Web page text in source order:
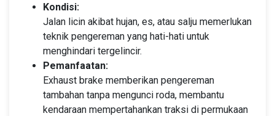
Kondisi:
Jalan licin akibat hujan, es, atau salju memerlukan
teknik pengereman yang hati-hati untuk
menghindari tergelincir.
Pemanfaatan:
Exhaust brake memberikan pengereman
tambahan tanpa mengunci roda, membantu
kendaraan mempertahankan traksi di permukaan